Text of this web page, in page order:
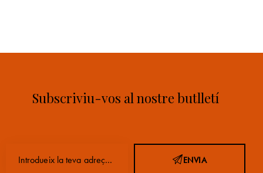
Subscriviu-vos al nostre butlletí
ENVIA